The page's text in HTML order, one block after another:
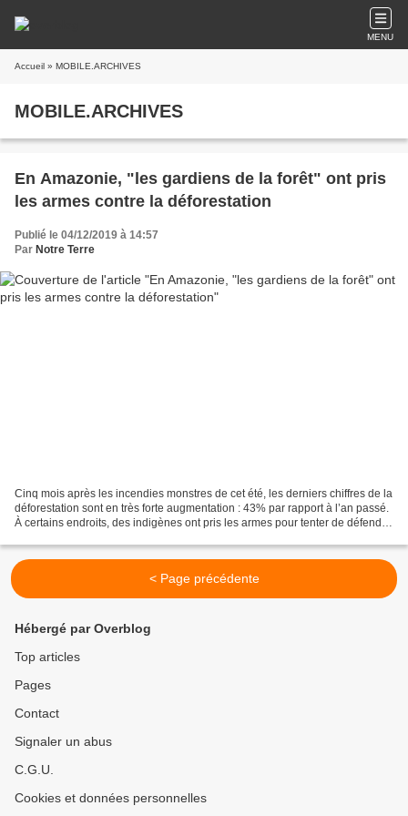
MENU
Accueil » MOBILE.ARCHIVES
MOBILE.ARCHIVES
En Amazonie, "les gardiens de la forêt" ont pris
les armes contre la déforestation
Publié le 04/12/2019 à 14:57
Par Notre Terre
Cinq mois après les incendies monstres de cet été, les derniers chiffres de la
déforestation sont en très forte augmentation : 43% par rapport à l’an passé.
À certains endroits, des indigènes ont pris les armes pour tenter de défendre
< Page précédente
Hébergé par Overblog
Top articles
Pages
Contact
Signaler un abus
C.G.U.
Cookies et données personnelles